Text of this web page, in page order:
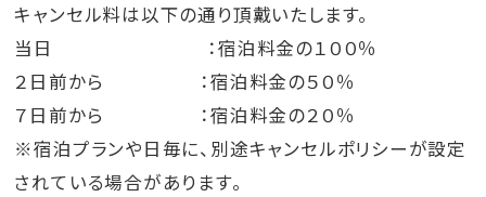
キャンセル料は以下の通り頂戴いたします。
当日 ：宿泊料金の１００％
２日前から ：宿泊料金の５０％
７日前から ：宿泊料金の２０％
※宿泊プランや日毎に、別途キャンセルポリシーが設定
されている場合があります。